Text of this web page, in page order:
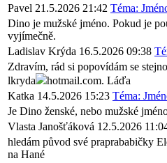
Pavel 21.5.2026 21:42 Téma:
Dino je mužské jméno. Pokud je
vyjímečně.
Ladislav Krýda 16.5.2026 09:38
Zdravím, rád si popovídám se
lkryda
hotmail.com. Láďa
Katka 14.5.2026 15:23 Téma:
Je Dino ženské, nebo mužské
Vlasta Janošťáková 12.5.2026
hledám původ své praprababičky
na Hané